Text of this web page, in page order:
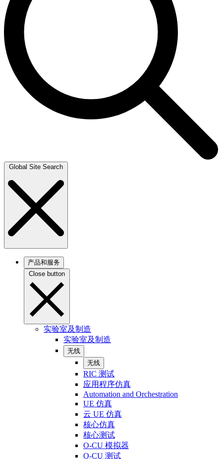
Global Site Search
产品和服务
Close button
实验室及制造
实验室及制造
无线
无线
RIC 测试
应用程序仿真
Automation and Orchestration
UE 仿真
云 UE 仿真
核心仿真
核心测试
O-CU 模拟器
O-CU 测试